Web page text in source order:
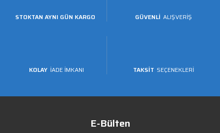
STOKTAN AYNI GÜN KARGO GÜVENLİ ALIŞVERİŞ
KOLAY İADE İMKANI TAKSİT SEÇENEKLERİ
E-Bülten